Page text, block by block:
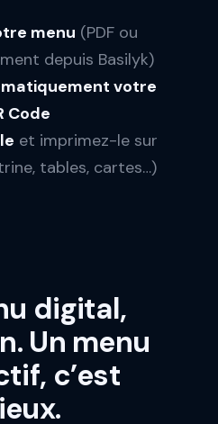
menu (PDF ou
depuis Basilyk)
votre
Code
et imprimez-le sur
tables, cartes…)
digital,
Un menu
c’est